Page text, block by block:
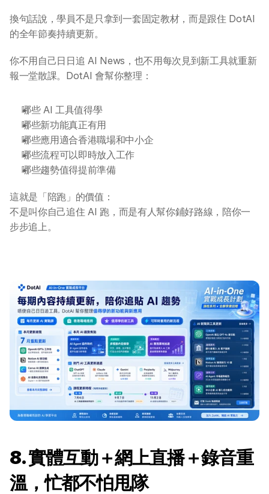
換句話說，學員不是只拿到一套固定教材，而是跟住 DotAI
的全年節奏持續更新。
你不用自己日日追 AI News，也不用每次見到新工具就重新
報一堂散課。DotAI 會幫你整理：
哪些 AI 工具值得學
哪些新功能真正有用
哪些應用適合香港職場和中小企
哪些流程可以即時放入工作
哪些趨勢值得提前準備
這就是「陪跑」的價值：
不是叫你自己追住 AI 跑，而是有人幫你鋪好路線，陪你一
步步追上。
8. 實體互動＋網上直播＋錄音重
溫，忙都不怕甩隊
關於 DotAI
AI 課程
全系列 30 小時
AI-in-One 全年 AI 學習通行證
DotAI 課程時間表
AI 活動
AI 攻略及資訊
AI 企業培訓
一年任學 AI 課程計劃